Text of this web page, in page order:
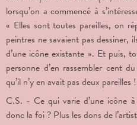
lorsqu’on a commencé à
« Elles sont toutes pareilles, on
peintres ne savaient pas dessiner,
d’une icône existante ». Et puis,
personne d’en rassembler cent
qu’il n’y en avait pas deux
C.S. - Ce qui varie d’une icône
donc la foi ? Plus les dons de